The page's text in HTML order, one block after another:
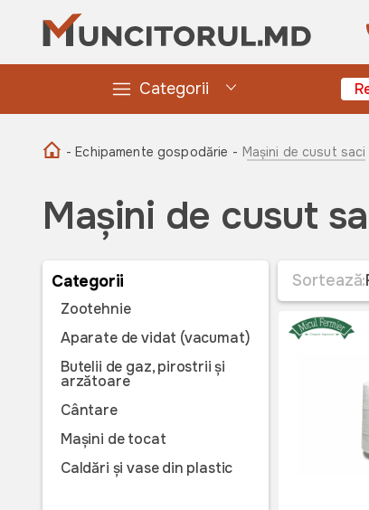
Categorii
- Echipamente gospodărie - Mașini de cusut saci
Mașini de cusut
Categorii
Zootehnie
Aparate de vidat (vacumat)
Butelii de gaz, pirostrii și
arzătoare
Cântare
Mașini de tocat
Caldări și vase din plastic
Sortează: